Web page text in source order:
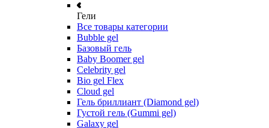
Гели
Все товары категории
Bubble gel
Базовый гель
Baby Boomer gel
Celebrity gel
Bio gel Flex
Cloud gel
Гель бриллиант (Diamond gel)
Густой гель (Gummi gel)
Galaxy gel